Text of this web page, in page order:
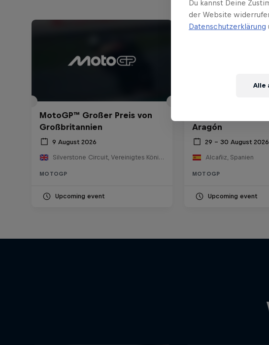
MotoGP™ Großer Preis von
Großbritannien
9 August 2026
Silverstone Circuit, Vereinigtes Königreich
MOTOGP
Upcoming event
Aragón
29 – 30 August 2026
Alcañiz, Spanien
MOTOGP
Upcoming event
Du kannst Deine
der Website
Datenschutzerklärung
Alle